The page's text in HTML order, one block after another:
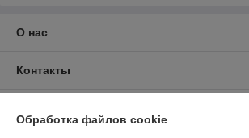
О нас
Контакты
Обработка файлов cookie